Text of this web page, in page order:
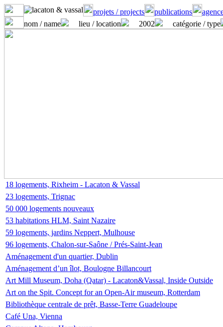
projets / projects publications
nom / name
lieu / location 2002 catégorie / type
18 logements, Rixheim - Lacaton & Vassal
23 logements, Trignac
50 000 logements nouveaux
53 habitations HLM, Saint Nazaire
59 logements, jardins Neppert, Mulhouse
96 logements, Chalon-sur-Saône / Prés-Saint-Jean
Aménagement d'un quartier, Dublin
Aménagement d’un îlot, Boulogne Billancourt
Art Mill Museum, Doha (Qatar) - Lacaton&Vassal, Inside Outside
Art on the Spit. Concept for an Open-Air museum, Rotterdam
Bibliothèque centrale de prêt, Basse-Terre Guadeloupe
Café Una, Vienna